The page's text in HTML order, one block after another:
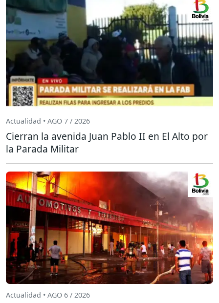
Actualidad • AGO 7 / 2026
Cierran la avenida Juan Pablo II en El Alto por
la Parada Militar
Actualidad • AGO 6 / 2026